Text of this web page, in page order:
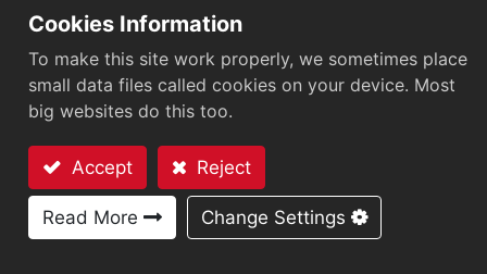
市場セグメント 小売
チップ：Impinj M800 Series
アンテナサイズ（mm）
EPCメモリ： 128 bits/96 bits
User Memory：0/32 bits お問い合わせ
Cookies Information
To make this site work properly, we sometimes place
small data files called cookies on your device. Most
big websites do this too.
Accept Reject
Read More Change Settings